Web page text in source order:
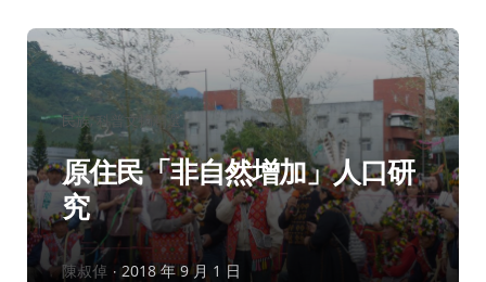
分
類：
民族 科普文摘精選
原住民「非自然增加」人口研
究
作
陳叔倬 2018 年 9 月 1 日